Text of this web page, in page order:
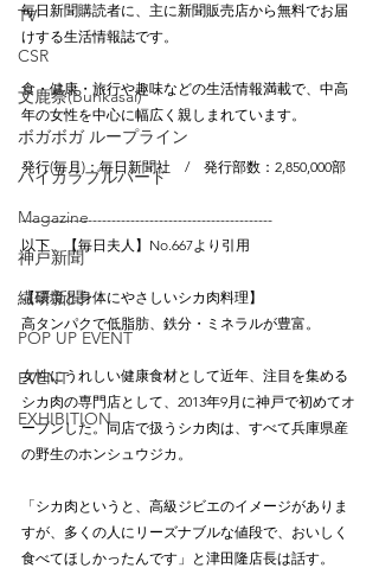
TV
CSR
文鹿祭(Bunkasai)
ボガボガ ループライン
ハイカラブルバード
Magazine
神戸新聞
繊研新聞
POP UP EVENT
EVENT
EXHIBITION
毎日新聞購読者に、主に新聞販売店から無料でお届
けする生活情報誌です。
食・健康・旅行や趣味などの生活情報満載で、中高
年の女性を中心に幅広く親しまれています。
発行(毎月)：毎日新聞社　/　発行部数：2,850,000部
-----------------------------------------------------
以下、【毎日夫人】No.667より引用
【環境と身体にやさしいシカ肉料理】
高タンパクで低脂肪、鉄分・ミネラルが豊富。
女性にうれしい健康食材として近年、注目を集める
シカ肉の専門店として、2013年9月に神戸で初めてオ
ープンした。同店で扱うシカ肉は、すべて兵庫県産
の野生のホンシュウジカ。
「シカ肉というと、高級ジビエのイメージがありま
すが、多くの人にリーズナブルな値段で、おいしく
食べてほしかったんです」と津田隆店長は話す。